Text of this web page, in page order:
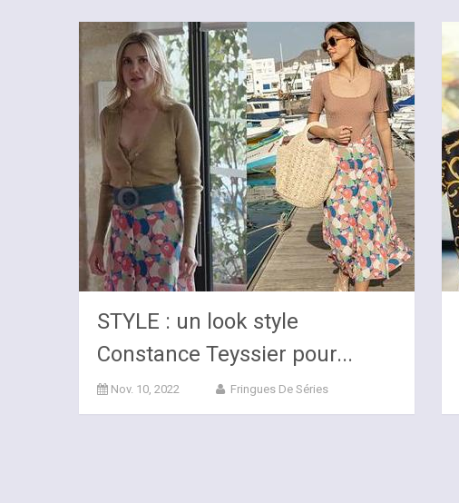
STYLE : un look style
Constance Teyssier pour...
Nov. 10, 2022 Fringues De Séries